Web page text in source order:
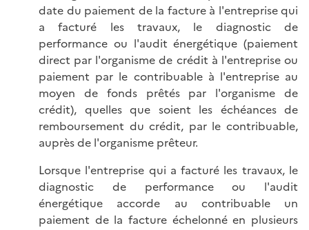
date du paiement de la facture à l'entreprise qui
a facturé les travaux, le diagnostic de
performance ou l'audit énergétique (paiement
direct par l'organisme de crédit à l'entreprise ou
paiement par le contribuable à l'entreprise au
moyen de fonds prêtés par l'organisme de
crédit), quelles que soient les échéances de
remboursement du crédit, par le contribuable,
auprès de l'organisme prêteur.
Lorsque l'entreprise qui a facturé les travaux, le
diagnostic de performance ou l'audit
énergétique accorde au contribuable un
paiement de la facture échelonné en plusieurs